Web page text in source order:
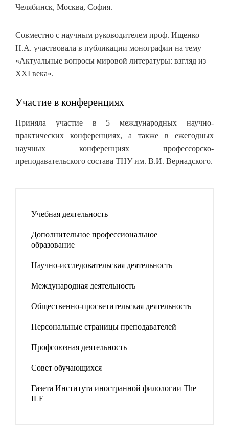
Челябинск, Москва, София.
Совместно с научным руководителем проф. Ищенко
Н.А. участвовала в публикации монографии на тему
«Актуальные вопросы мировой литературы: взгляд из
XXI века».
Участие в конференциях
Приняла участие в 5 международных научно-
практических конференциях, а также в ежегодных
научных конференциях профессорско-
преподавательского состава ТНУ им. В.И. Вернадского.
Учебная деятельность
Дополнительное профессиональное
образование
Научно-исследовательская деятельность
Международная деятельность
Общественно-просветительская деятельность
Персональные страницы преподавателей
Профсоюзная деятельность
Совет обучающихся
Газета Института иностранной филологии The
ILE